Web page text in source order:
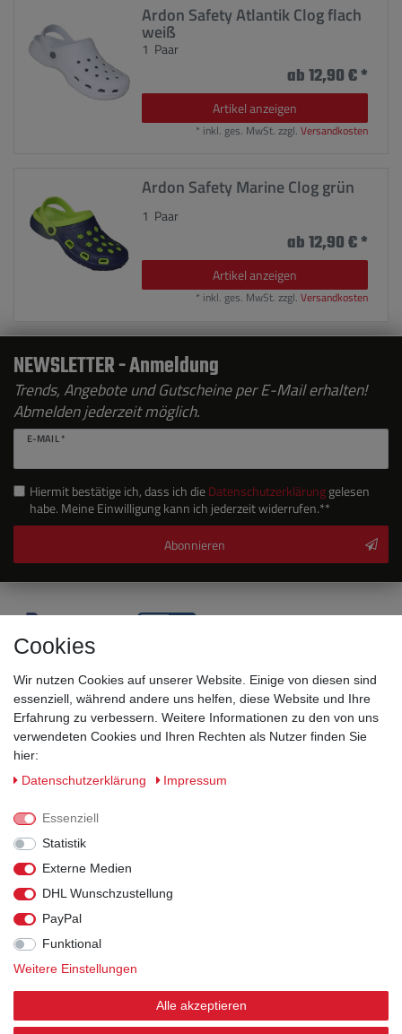
Ardon Safety Atlantik Clog flach
weiß
ab 12,90 € *
1 Paar
Artikel anzeigen
* inkl. ges. MwSt. zzgl. Versandkosten
Ardon Safety Marine Clog grün
ab 12,90 € *
1 Paar
Artikel anzeigen
* inkl. ges. MwSt. zzgl. Versandkosten
NEWSLETTER - Anmeldung
Trends, Angebote und Gutscheine per E-Mail erhalten!
Abmelden jederzeit möglich.
E-MAIL *
Hiermit bestätige ich, dass ich dieDaten­schutz­erklärunggelesen
habe. Meine Einwilligung kann ich jederzeit widerrufen.**
Abonnieren
Sicherheitsklassen
Informationen
Versand
Rechtliches
© 2026 Arbeitsschuhe und Arbeitskleidung kaufen
| HKB24.de - Alle Rechte vorbehalten.| webshop by
nordhelp IT
Cookies
Wir nutzen Cookies auf unserer Website. Einige von diesen sind
essenziell, während andere uns helfen, diese Website und Ihre
Erfahrung zu verbessern. Weitere Informationen zu den von uns
verwendeten Cookies und Ihren Rechten als Nutzer finden Sie
hier:
Daten­schutz­erklärung
Impressum
Essenziell
Statistik
Externe Medien
DHL Wunschzustellung
PayPal
Funktional
Weitere Einstellungen
Alle akzeptieren